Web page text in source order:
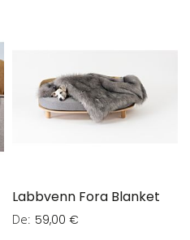
Labbvenn Fora Blanket
De 59,00 €